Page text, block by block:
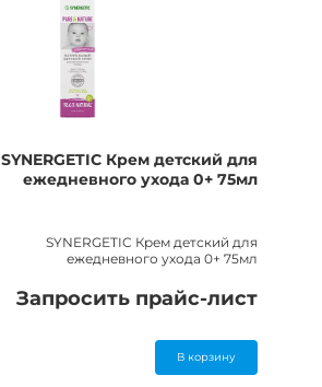
SYNERGETIC Крем детский для
ежедневного ухода 0+ 75мл
SYNERGETIC Крем детский для
ежедневного ухода 0+ 75мл
Запросить прайс-лист
В корзину